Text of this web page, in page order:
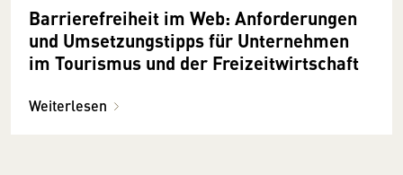
Barrierefreiheit im Web: Anforderungen
und Umsetzungstipps für Unternehmen
im Tourismus und der Freizeitwirtschaft
Weiterlesen